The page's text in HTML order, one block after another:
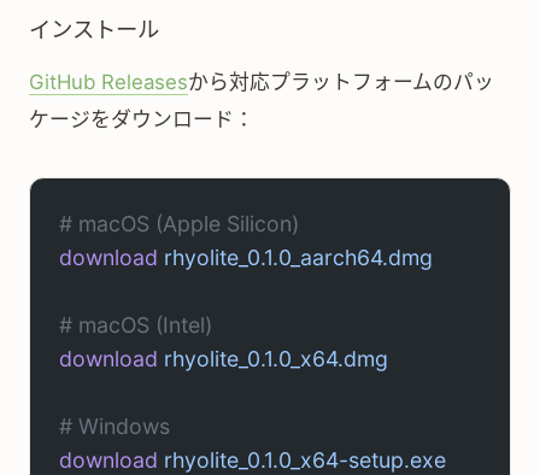
インストール
GitHub Releasesから対応プラットフォームのパッ
ケージをダウンロード：
# macOS (Apple Silicon)
download rhyolite_0.1.0_aarch64.dmg
# macOS (Intel)
download rhyolite_0.1.0_x64.dmg
# Windows
download rhyolite_0.1.0_x64-setup.exe